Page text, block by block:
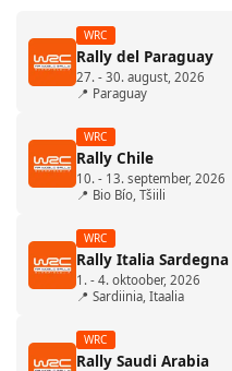
WRC
Rally del Paraguay
27. - 30. august, 2026
📍 Paraguay
WRC
Rally Chile
10. - 13. september, 2026
📍 Bio Bío, Tšiili
WRC
Rally Italia Sardegna
1. - 4. oktoober, 2026
📍 Sardiinia, Itaalia
WRC
Rally Saudi Arabia